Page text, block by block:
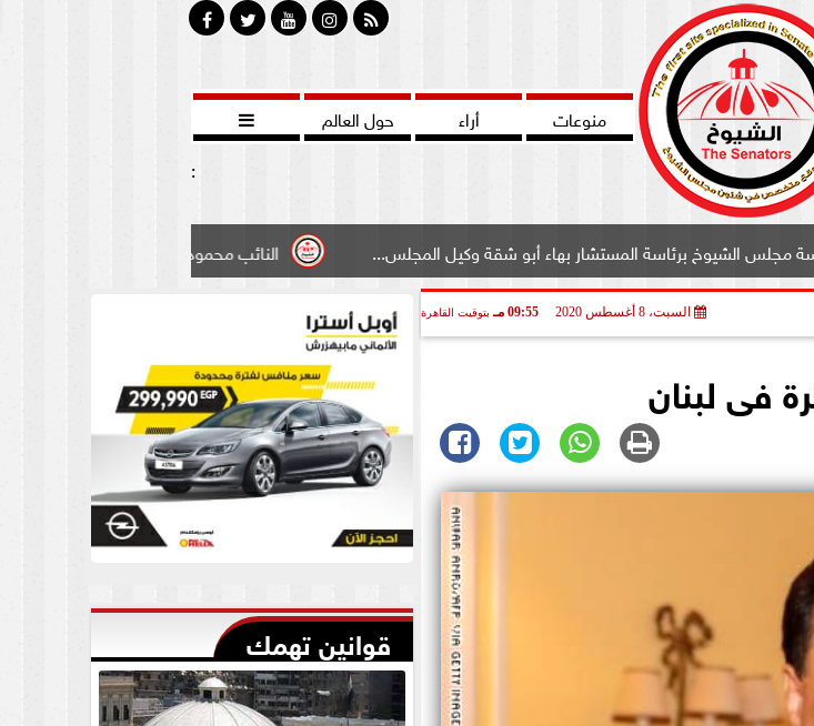
منوعات أراء حول العالم

:
النائب محمود سامي ”لبوابة الشيوخ”طالبت بادخال المستشار بهاء أبو شقة وكيل المجلس...
السبت، 8 أغسطس 2020 09:55 مـ بتوقيت القاهرة
فى لبنان
قوانين تهمك